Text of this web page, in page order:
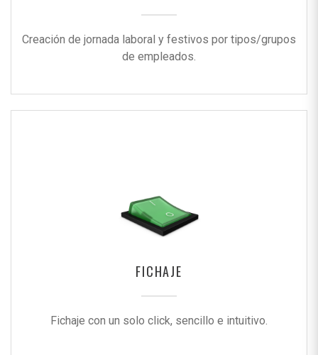
Creación de jornada laboral y festivos por tipos/grupos
de empleados.
FICHAJE
Fichaje con un solo click, sencillo e intuitivo.